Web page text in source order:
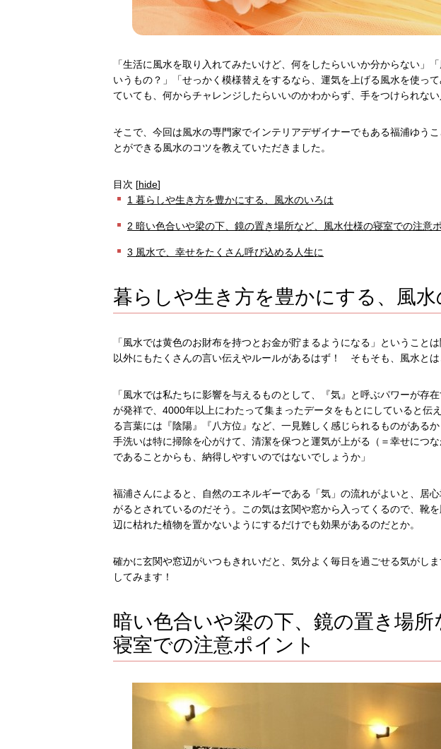
「生活に風水を取り入れてみたいけど、何をしたらいいか分からない」
いうもの？」「せっかく模様替えをするなら、運気を上げる風水を使っ
ていても、何からチャレンジしたらいいのかわからず、手をつけられな
そこで、今回は風水の専門家でインテリアデザイナーでもある福浦ゆう
とができる風水のコツを教えていただきました。
目次 [hide]
1 暮らしや生き方を豊かにする、風水のいろは
2 暗い色合いや梁の下、鏡の置き場所など、風水仕様の寝室での注意
3 風水で、幸せをたくさん呼び込める人生に
暮らしや生き方を豊かにする、風
「風水では黄色のお財布を持つとお金が貯まるようになる」ということ
以外にもたくさんの言い伝えやルールがあるはず！ そもそも、風水と
「風水では私たちに影響を与えるものとして、『気』と呼ぶパワーが存
が発祥で、4000年以上にわたって集まったデータをもとにしていると伝
る言葉には『陰陽』『八方位』など、一見難しく感じられるものがある
手洗いは特に掃除を心がけて、清潔を保つと運気が上がる（＝幸せにつ
であることからも、納得しやすいのではないでしょうか」
福浦さんによると、自然のエネルギーである「気」の流れがよいと、居
がるとされているのだそう。この気は玄関や窓から入ってくるので、靴
辺に枯れた植物を置かないようにするだけでも効果があるのだとか。
確かに玄関や窓辺がいつもきれいだと、気分よく毎日を過ごせる気がし
してみます！
暗い色合いや梁の下、鏡の置き場所
寝室での注意ポイント